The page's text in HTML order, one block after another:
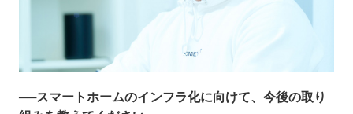
──スマートホームのインフラ化に向けて、今後の取り